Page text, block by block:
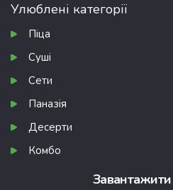
Улюблені категорії
Піца
Суші
Сети
Паназія
Десерти
Комбо